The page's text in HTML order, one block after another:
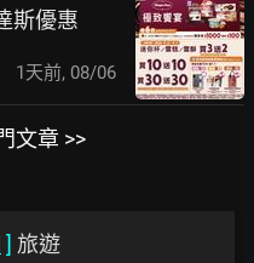
斯優惠
1天前, 08/06
文章 >>
] 旅遊